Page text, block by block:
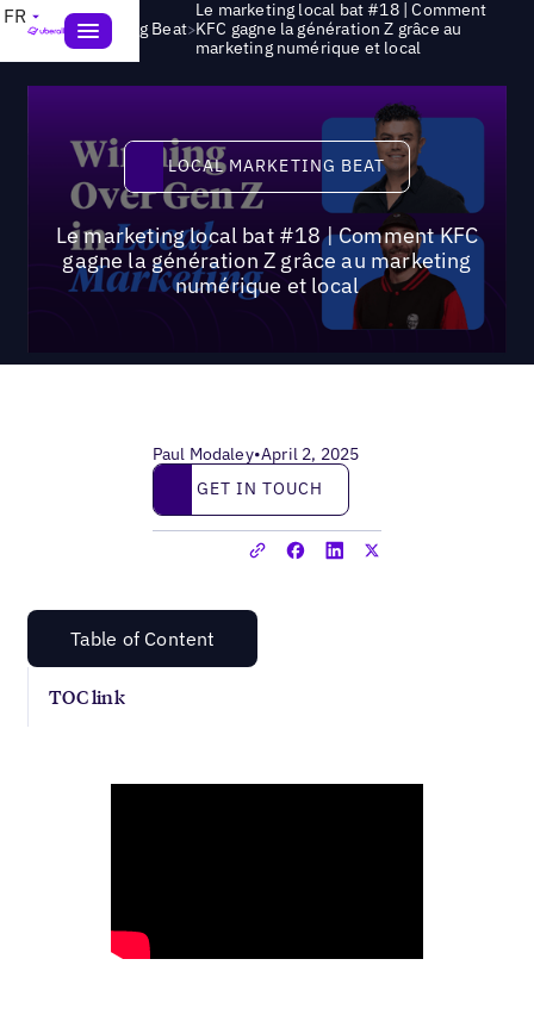
FR
Local Marketing Beat>
Le marketing local bat #18 | Comment
KFC gagne la génération Z grâce au
marketing numérique et local
Local Marketing Beat
LOCAL MARKETING BEAT
Le marketing local bat #18 | Comment KFC
gagne la génération Z grâce au marketing
numérique et local
Paul Modaley•April 2, 2025
Get in touch
GET IN TOUCH
Table of Content
TOC link